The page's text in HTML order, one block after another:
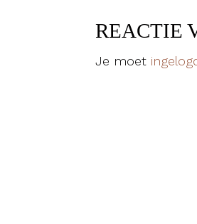
REACTIE
Je moet